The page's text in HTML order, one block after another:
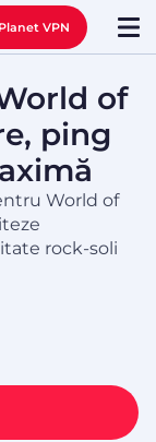
VPN
of
ping
World of
rock-soli